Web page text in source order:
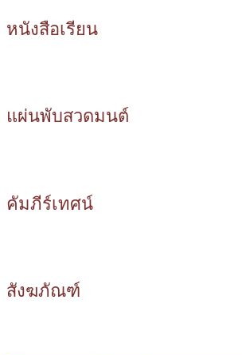
หนังสือเรียน
แผ่นพับสวดมนต์
คัมภีร์เทศน์
สังฆภัณฑ์